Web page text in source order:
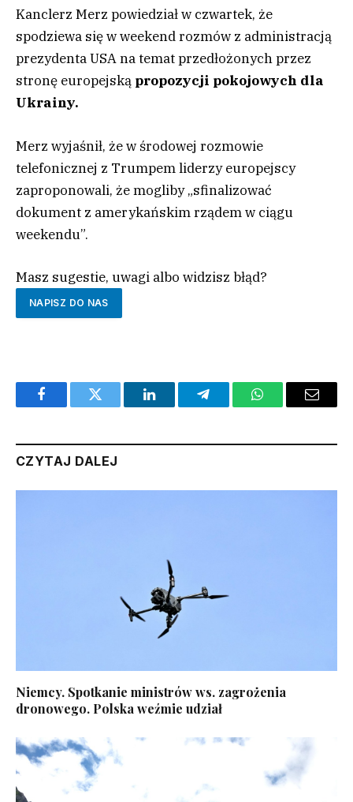
Kanclerz Merz powiedział w czwartek, że
spodziewa się w weekend rozmów z administracją
prezydenta USA na temat przedłożonych przez
stronę europejską propozycji pokojowych dla
Ukrainy.
Merz wyjaśnił, że w środowej rozmowie
telefonicznej z Trumpem liderzy europejscy
zaproponowali, że mogliby „sfinalizować
dokument z amerykańskim rządem w ciągu
weekendu”.
Masz sugestie, uwagi albo widzisz błąd?
NAPISZ DO NAS
FacebookTwitter LinkedInTelegramWhatsAppEmail
CZYTAJ DALEJ
Niemcy. Spotkanie ministrów ws. zagrożenia
dronowego. Polska weźmie udział